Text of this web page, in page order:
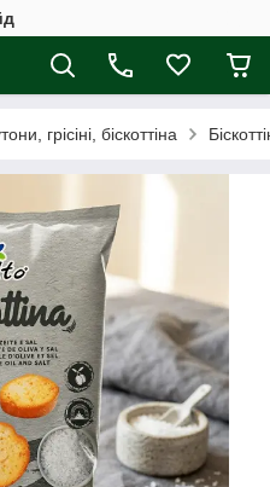
грісіні, біскоттіна